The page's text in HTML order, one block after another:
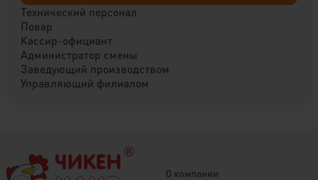
Технический персонал
Повар
Кассир-официант
Администратор смены
Заведующий производством
Управляющий филиалом
О компании